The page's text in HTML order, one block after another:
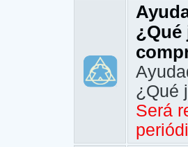
¿Qué
¿Qué
Será